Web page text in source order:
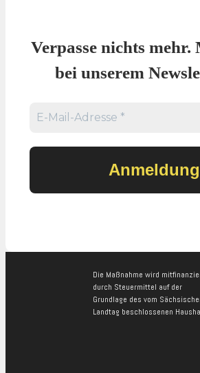
Verpasse nichts mehr.
bei unserem
Die Maßnahme wird
durch Steuermittel auf der
Grundlage des vom
Landtag beschlossenen